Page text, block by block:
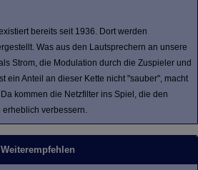
bereits seit 1936. Dort werden
Was aus den Lautsprechern an unsere
Strom, die Modulation durch die Zuspieler und
ein Anteil an dieser Kette nicht "sauber", macht
kommen die Netzfilter ins Spiel, die den
verbessern.
Weiterempfehlen